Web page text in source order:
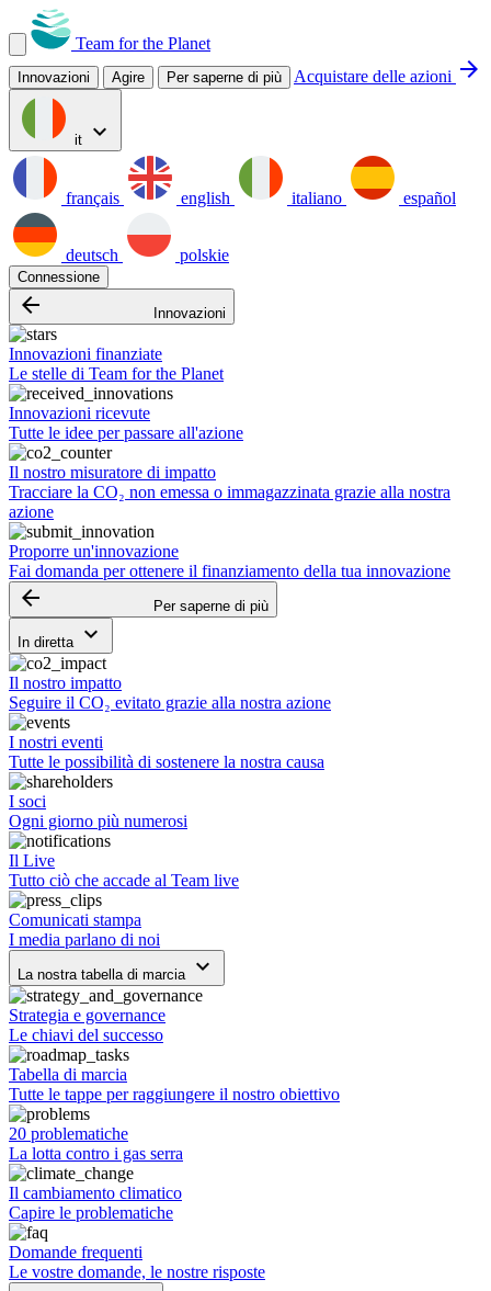
Team for the Planet
Innovazioni Agire Per saperne di più Acquistare delle azioni arrow_forward
it expand_more
français english italiano español
deutsch polskie
Connessione
arrow_backward Innovazioni
Innovazioni finanziate
Le stelle di Team for the Planet
Innovazioni ricevute
Tutte le idee per passare all'azione
Il nostro misuratore di impatto
Tracciare la CO₂ non emessa o immagazzinata grazie alla nostra
azione
Proporre un'innovazione
Fai domanda per ottenere il finanziamento della tua innovazione
arrow_backward Per saperne di più
In diretta keyboard_arrow_down
Il nostro impatto
Seguire il CO₂ evitato grazie alla nostra azione
I nostri eventi
Tutte le possibilità di sostenere la nostra causa
I soci
Ogni giorno più numerosi
Il Live
Tutto ciò che accade al Team live
Comunicati stampa
I media parlano di noi
La nostra tabella di marcia keyboard_arrow_down
Strategia e governance
Le chiavi del successo
Tabella di marcia
Tutte le tappe per raggiungere il nostro obiettivo
20 problematiche
La lotta contro i gas serra
Il cambiamento climatico
Capire le problematiche
Domande frequenti
Le vostre domande, le nostre risposte